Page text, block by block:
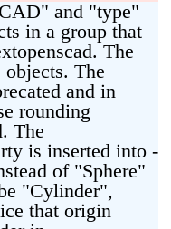
and "type"
in a group that
The
objects. The
and in
rounding
The
is inserted into -
of "Sphere"
"Cylinder",
that origin